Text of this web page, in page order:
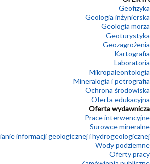
Geofizyka
Geologia inżynierska
Geologia morza
Geoturystyka
Geozagrożenia
Kartografia
Laboratoria
Mikropaleontologia
Mineralogia i petrografia
Ochrona środowiska
Oferta edukacyjna
Oferta wydawnicza
Prace interwencyjne
Surowce mineralne
informacji geologicznej i hydrogeologicznej
Wody podziemne
Oferty pracy